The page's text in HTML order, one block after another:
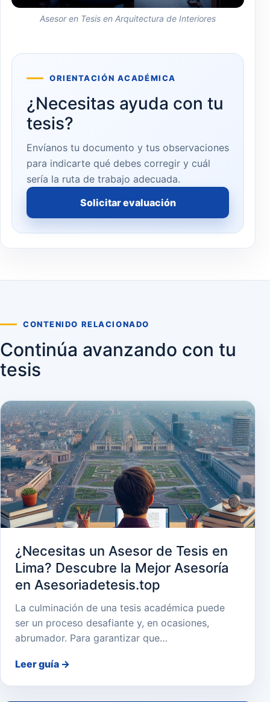
Asesor en Tesis en Arquitectura de Interiores
ORIENTACIÓN ACADÉMICA
¿Necesitas ayuda con tu
tesis?
Envíanos tu documento y tus observaciones
para indicarte qué debes corregir y cuál
sería la ruta de trabajo adecuada.
Solicitar evaluación
CONTENIDO RELACIONADO
Continúa avanzando con tu
tesis
¿Necesitas un Asesor de Tesis en
Lima? Descubre la Mejor Asesoría
en Asesoriadetesis.top
La culminación de una tesis académica puede
ser un proceso desafiante y, en ocasiones,
abrumador. Para garantizar que…
Leer guía →